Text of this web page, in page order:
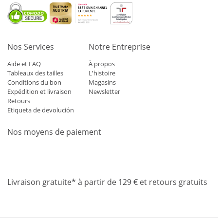
Nos Services
Aide et FAQ
Tableaux des tailles
Conditions du bon
Expédition et livraison
Retours
Etiqueta de devolución
Notre Entreprise
À propos
L'histoire
Magasins
Newsletter
Nos moyens de paiement
Livraison gratuite* à partir de 129 € et retours gratuits